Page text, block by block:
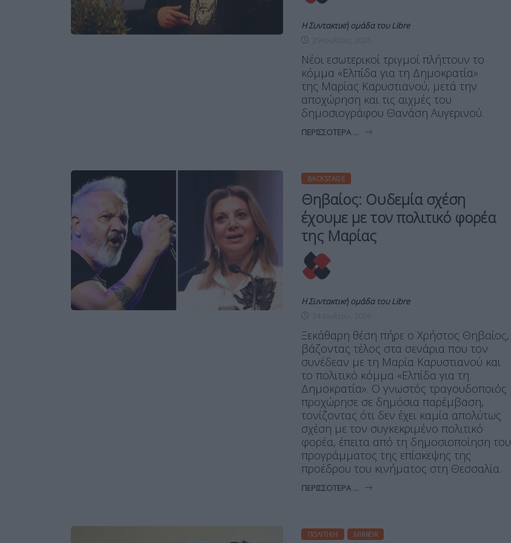
Η Συντακτική ομάδα του Libre
Νέοι εσωτερικοί τριγμοί πλήττουν το
κόμμα «Ελπίδα για τη Δημοκρατία»
της Μαρίας Καρυστιανού, μετά την
αποχώρηση και τις αιχμές του
δημοσιογράφου Θανάση Αυγερινού.
ΠΕΡΙΣΣΌΤΕΡΑ ...
BACKSTAGE
Θηβαίος: Ουδεμία σχέση
έχουμε με τον πολιτικό φορέα
της Μαρίας
Η Συντακτική ομάδα του Libre
Ξεκάθαρη θέση πήρε ο Χρήστος Θηβαίος,
βάζοντας τέλος στα σενάρια που τον
συνέδεαν με τη Μαρία Καρυστιανού και
το πολιτικό κόμμα «Ελπίδα για τη
Δημοκρατία». Ο γνωστός τραγουδοποιός
προχώρησε σε δημόσια παρέμβαση,
τονίζοντας ότι δεν έχει καμία απολύτως
σχέση με τον συγκεκριμένο πολιτικό
φορέα, έπειτα από τη δημοσιοποίηση του
προγράμματος της επίσκεψης της
προέδρου του κινήματος στη Θεσσαλία.
ΠΕΡΙΣΣΌΤΕΡΑ ...
ΠΟΛΙΤΙΚΉ MIRROR